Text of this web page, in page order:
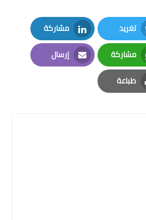
المرحلة الابتدائية
المرحلة المتوسطة
المرحلة الاعدادية
الجامعات
تغريد
Twitter
مشاركة
LinkedIn
مشاركة
Whatsapp
إرسال
Email
طباعة
Print